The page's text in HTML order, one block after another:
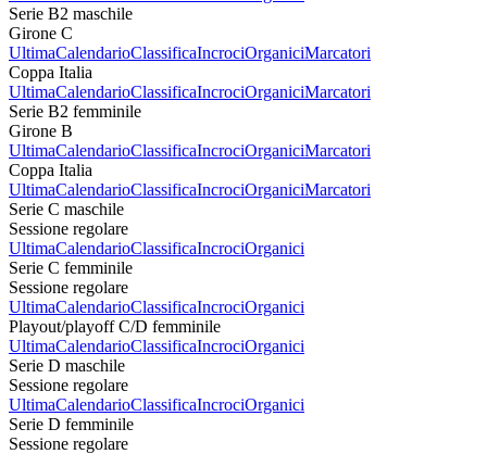
Serie B2 maschile
Girone C
UltimaCalendarioClassificaIncrociOrganiciMarcatori
Coppa Italia
UltimaCalendarioClassificaIncrociOrganiciMarcatori
Serie B2 femminile
Girone B
UltimaCalendarioClassificaIncrociOrganiciMarcatori
Coppa Italia
UltimaCalendarioClassificaIncrociOrganiciMarcatori
Serie C maschile
Sessione regolare
UltimaCalendarioClassificaIncrociOrganici
Serie C femminile
Sessione regolare
UltimaCalendarioClassificaIncrociOrganici
Playout/playoff C/D femminile
UltimaCalendarioClassificaIncrociOrganici
Serie D maschile
Sessione regolare
UltimaCalendarioClassificaIncrociOrganici
Serie D femminile
Sessione regolare